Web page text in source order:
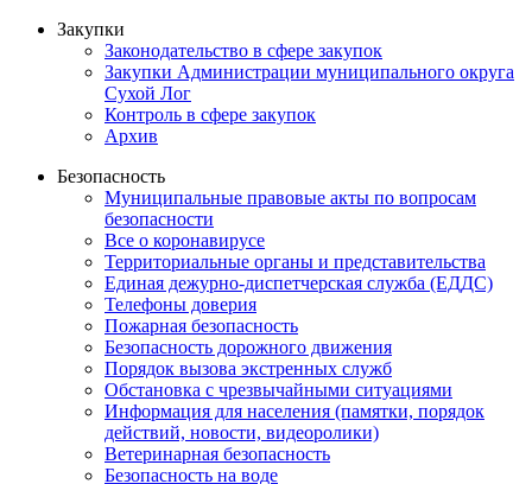
Закупки
Законодательство в сфере закупок
Закупки Администрации муниципального округа
Сухой Лог
Контроль в сфере закупок
Архив
Безопасность
Муниципальные правовые акты по вопросам
безопасности
Все о коронавирусе
Территориальные органы и представительства
Единая дежурно-диспетчерская служба (ЕДДС)
Телефоны доверия
Пожарная безопасность
Безопасность дорожного движения
Порядок вызова экстренных служб
Обстановка с чрезвычайными ситуациями
Информация для населения (памятки, порядок
действий, новости, видеоролики)
Ветеринарная безопасность
Безопасность на воде